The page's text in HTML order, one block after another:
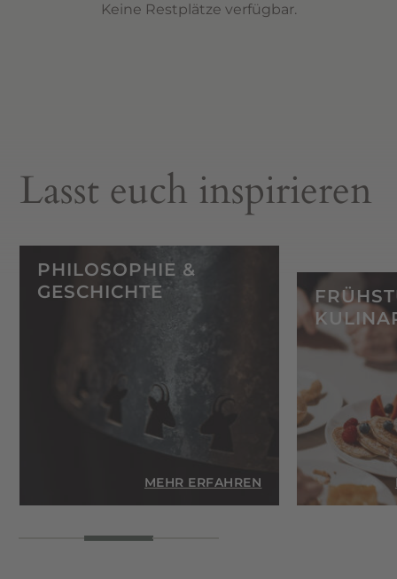
Keine Restplätze verfügbar.
Lasst euch inspirieren
PHILOSOPHIE &
GESCHICHTE
MEHR ERFAHREN